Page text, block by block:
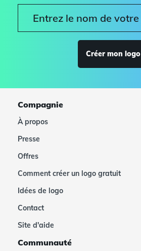
Créer mon logo
Compagnie
À propos
Presse
Offres
Comment créer un logo gratuit
Idées de logo
Contact
Site d'aide
Communauté